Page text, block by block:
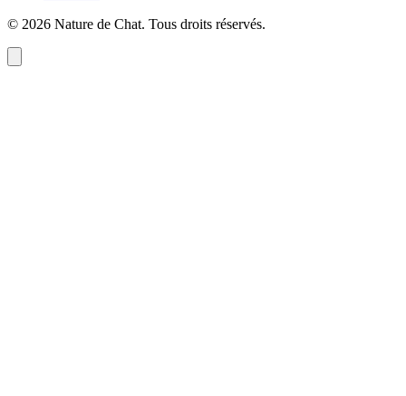
© 2026 Nature de Chat. Tous droits réservés.